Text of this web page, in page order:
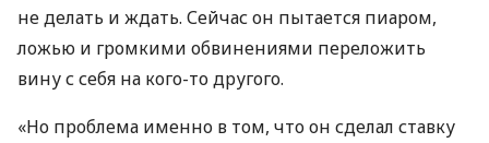
не делать и ждать. Сейчас он пытается пиаром,
ложью и громкими обвинениями переложить
вину с себя на кого-то другого.
«Но проблема именно в том, что он сделал ставку